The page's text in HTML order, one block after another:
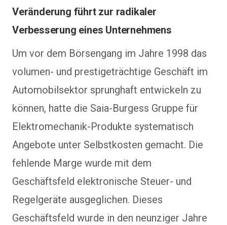
Veränderung führt zur radikaler
Verbesserung eines Unternehmens
Um vor dem Börsengang im Jahre 1998 das
volumen- und prestigeträchtige Geschäft im
Automobilsektor sprunghaft entwickeln zu
können, hatte die Saia-Burgess Gruppe für
Elektromechanik-Produkte systematisch
Angebote unter Selbstkosten gemacht. Die
fehlende Marge wurde mit dem
Geschäftsfeld elektronische Steuer- und
Regelgeräte ausgeglichen. Dieses
Geschäftsfeld wurde in den neunziger Jahre